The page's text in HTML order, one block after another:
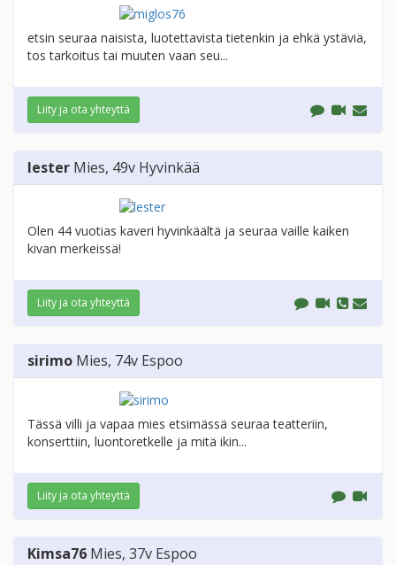
etsin seuraa naisista, luotettavista tietenkin ja ehkä ystäviä,
tos tarkoitus tai muuten vaan seu...
Liity ja ota yhteyttä
lester Mies, 49v Hyvinkää
Olen 44 vuotias kaveri hyvinkäältä ja seuraa vaille kaiken
kivan merkeissä!
Liity ja ota yhteyttä
sirimo Mies, 74v Espoo
Tässä villi ja vapaa mies etsimässä seuraa teatteriin,
konserttiin, luontoretkelle ja mitä ikin...
Liity ja ota yhteyttä
Kimsa76 Mies, 37v Espoo